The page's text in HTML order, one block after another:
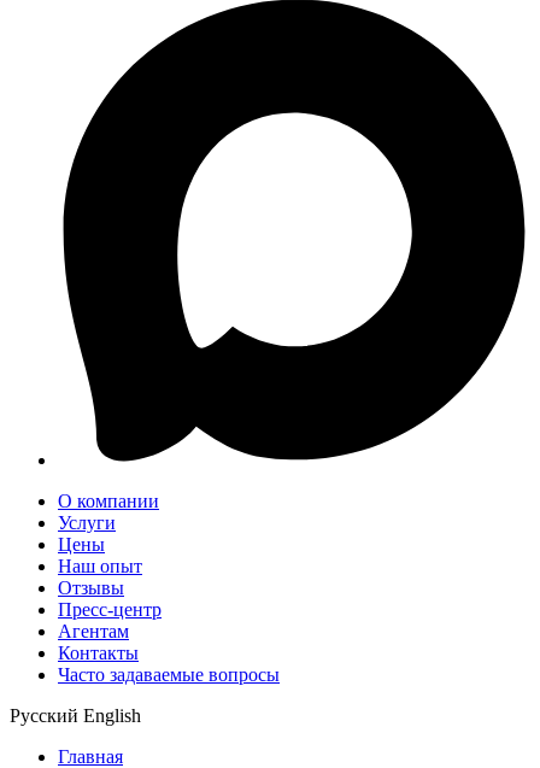
О компании
Услуги
Цены
Наш опыт
Отзывы
Пресс-центр
Агентам
Контакты
Часто задаваемые вопросы
Русский English
Главная